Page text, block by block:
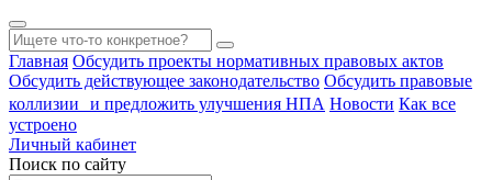
Главная Обсудить проекты нормативных правовых актов
Обсудить действующее законодательство Обсудить правовые
коллизии и предложить улучшения НПА Новости Как все
устроено
Личный кабинет
Поиск по сайту